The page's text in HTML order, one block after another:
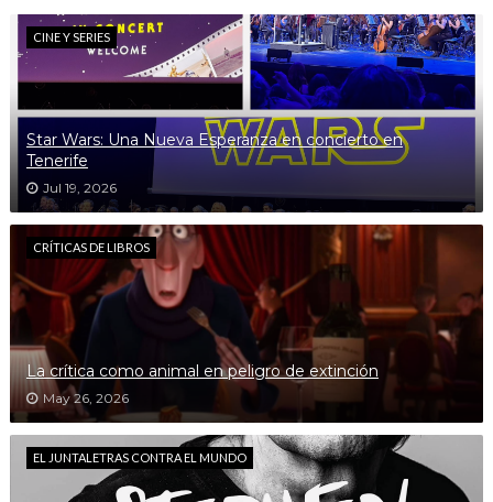
CINE Y SERIES
Star Wars: Una Nueva Esperanza en concierto en
Tenerife
Jul 19, 2026
CRÍTICAS DE LIBROS
La crítica como animal en peligro de extinción
May 26, 2026
EL JUNTALETRAS CONTRA EL MUNDO